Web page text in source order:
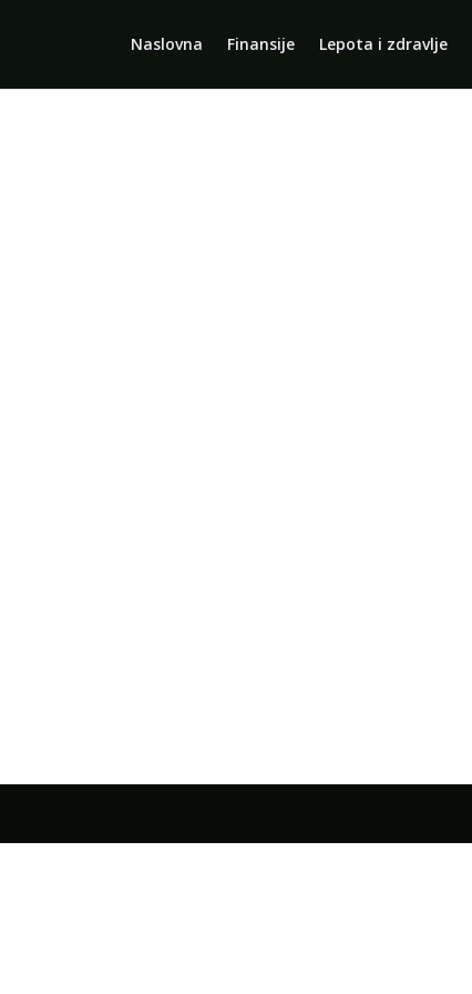
Naslovna Finansije Lepota i zdravlje